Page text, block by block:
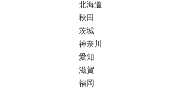
北海道
秋田
茨城
神奈川
愛知
滋賀
福岡